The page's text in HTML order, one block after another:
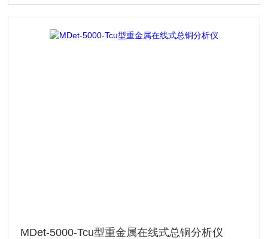
MDet-5000-Tcu型重金属在线式总铜分析仪